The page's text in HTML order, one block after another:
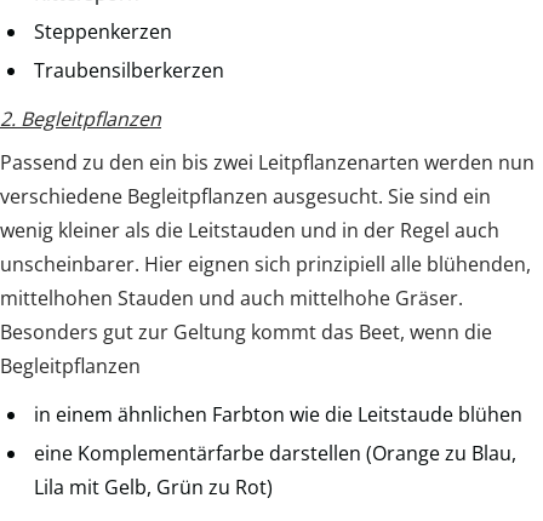
Steppenkerzen
Traubensilberkerzen
2. Begleitpflanzen
Passend zu den ein bis zwei Leitpflanzenarten werden nun
verschiedene Begleitpflanzen ausgesucht. Sie sind ein
wenig kleiner als die Leitstauden und in der Regel auch
unscheinbarer. Hier eignen sich prinzipiell alle blühenden,
mittelhohen Stauden und auch mittelhohe Gräser.
Besonders gut zur Geltung kommt das Beet, wenn die
Begleitpflanzen
in einem ähnlichen Farbton wie die Leitstaude blühen
eine Komplementärfarbe darstellen (Orange zu Blau,
Lila mit Gelb, Grün zu Rot)